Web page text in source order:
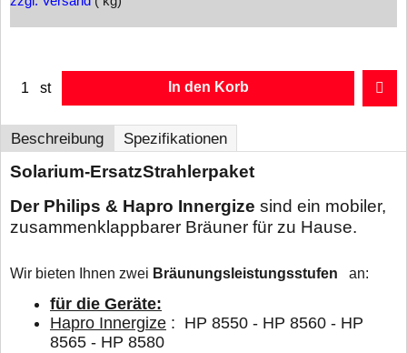
st In den Korb
Beschreibung Spezifikationen
Solarium-ErsatzStrahlerpaket
Der Philips & Hapro Innergize sind ein mobiler,
zusammenklappbarer Bräuner für zu Hause.
Wir bieten Ihnen zwei Bräunungsleistungsstufen an:
für die Geräte:
Hapro Innergize : HP 8550 - HP 8560 - HP
8565 - HP 8580